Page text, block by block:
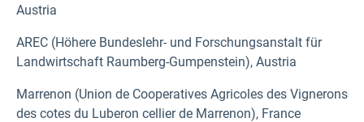
Austria
AREC (Höhere Bundeslehr- und Forschungsanstalt für
Landwirtschaft Raumberg-Gumpenstein), Austria
Marrenon (Union de Cooperatives Agricoles des Vignerons
des cotes du Luberon cellier de Marrenon), France